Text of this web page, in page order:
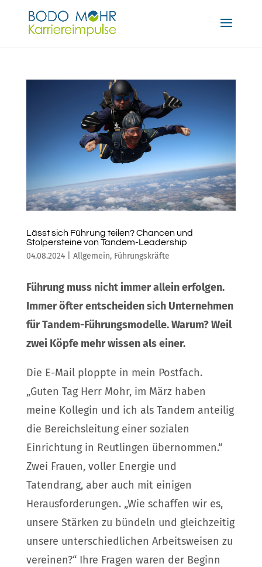
Lässt sich Führung teilen? Chancen und
Stolpersteine von Tandem-Leadership
04.08.2024| Allgemein, Führungskräfte
Führung muss nicht immer allein erfolgen.
Immer öfter entscheiden sich Unternehmen
für Tandem-Führungsmodelle. Warum? Weil
zwei Köpfe mehr wissen als einer.
Die E-Mail ploppte in mein Postfach.
„Guten Tag Herr Mohr, im März haben
meine Kollegin und ich als Tandem anteilig
die Bereichsleitung einer sozialen
Einrichtung in Reutlingen übernommen.“
Zwei Frauen, voller Energie und
Tatendrang, aber auch mit einigen
Herausforderungen. „Wie schaffen wir es,
unsere Stärken zu bündeln und gleichzeitig
unsere unterschiedlichen Arbeitsweisen zu
vereinen?“ Ihre Fragen waren der Beginn